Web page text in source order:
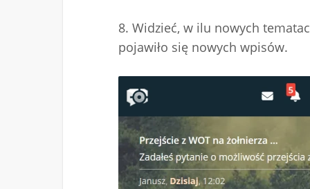
8. Widzieć, w ilu nowych
pojawiło się nowych wpisów.